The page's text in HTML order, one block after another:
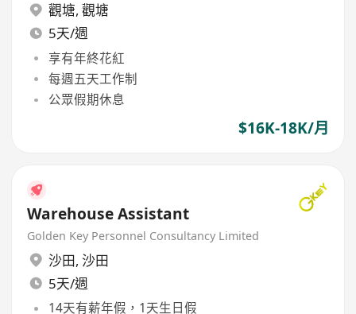
觀塘, 觀塘
5天/週
享有年終花紅
每週五天工作制
公眾假期休息
$16K-18K/月
Warehouse Assistant
Golden Key Personnel Consultancy Limited
沙田, 沙田
5天/週
14天有薪年假，1天生日假